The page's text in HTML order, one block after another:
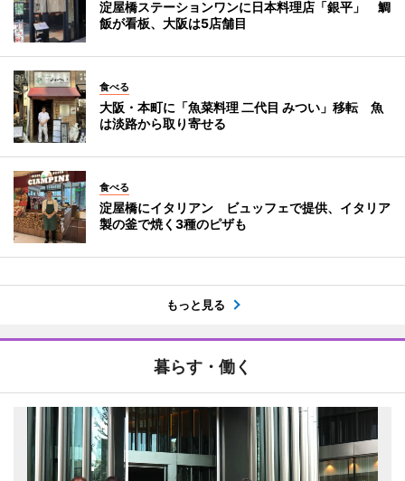
淀屋橋ステーションワンに日本料理店「銀平」 鯛
飯が看板、大阪は5店舗目
食べる
大阪・本町に「魚菜料理 二代目 みつい」移転 魚
は淡路から取り寄せる
食べる
淀屋橋にイタリアン ビュッフェで提供、イタリア
製の釜で焼く3種のピザも
もっと見る
暮らす・働く